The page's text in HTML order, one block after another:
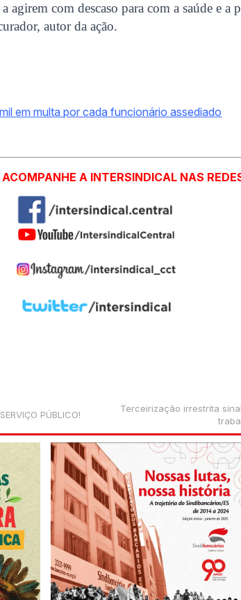
agirem com descaso para com a saúde e a
autor da ação.
em multa por cada funcionário assediado
ACOMPANHE A INTERSINDICAL NAS
Terceirização irrestrita
PÚBLICO!